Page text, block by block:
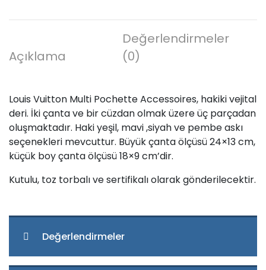
Açıklama
Değerlendirmeler
(0)
Louis Vuitton Multi Pochette Accessoires, hakiki vejital
deri. İki çanta ve bir cüzdan olmak üzere üç parçadan
oluşmaktadır. Haki yeşil, mavi ,siyah ve pembe askı
seçenekleri mevcuttur. Büyük çanta ölçüsü 24×13 cm,
küçük boy çanta ölçüsü 18×9 cm’dir.
Kutulu, toz torbalı ve sertifikalı olarak gönderilecektir.
Değerlendirmeler